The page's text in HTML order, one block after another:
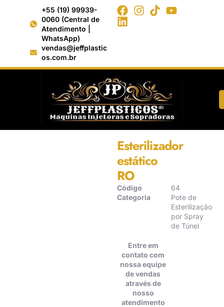
+55 (19) 99939-
0060 (Central de
Atendimento |
WhatsApp)
vendas@jeffplastic
os.com.br
Início/Pote de Esterilização por
Spray de Túnel/ Esterilizador estático
RO
Esterilizador
estático
RO
Código
64
Categoria
Pote de
Esterilização
por Spray
de Túnel
Entre em
contato com
nossa equipe
de vendas
através de
nosso
atendimento